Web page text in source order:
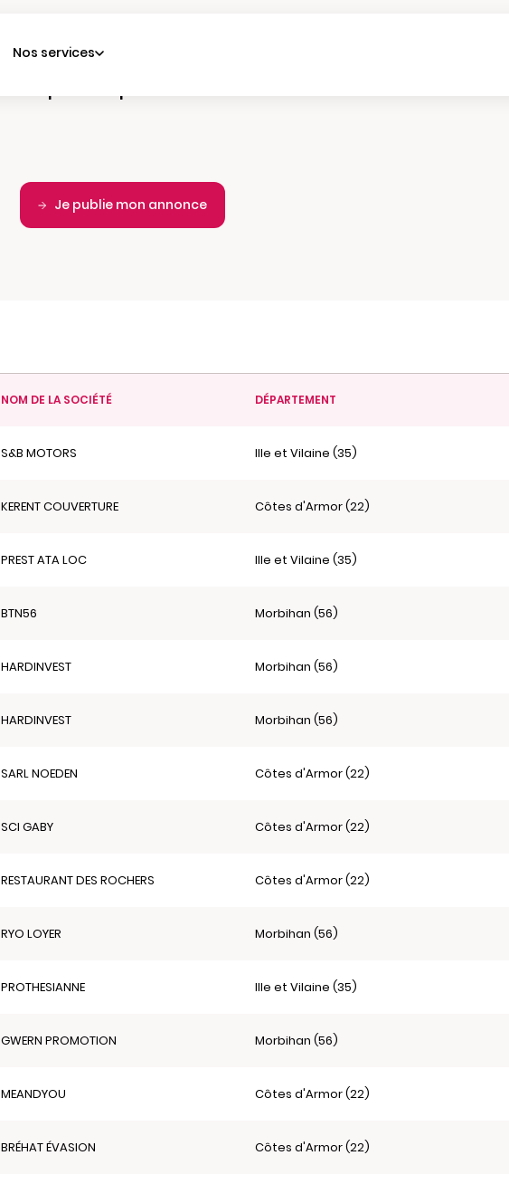
Nos services
Fréquence de parution :
Je publie mon annonce
NOM DE LA SOCIÉTÉ DÉPARTEMENT
S&B MOTORS Ille et Vilaine (35)
KERENT COUVERTURE Côtes d'Armor (22)
PREST ATA LOC Ille et Vilaine (35)
BTN56 Morbihan (56)
HARDINVEST Morbihan (56)
HARDINVEST Morbihan (56)
SARL NOEDEN Côtes d'Armor (22)
SCI GABY Côtes d'Armor (22)
RESTAURANT DES ROCHERS Côtes d'Armor (22)
RYO LOYER Morbihan (56)
PROTHESIANNE Ille et Vilaine (35)
GWERN PROMOTION Morbihan (56)
MEANDYOU Côtes d'Armor (22)
BRÉHAT ÉVASION Côtes d'Armor (22)